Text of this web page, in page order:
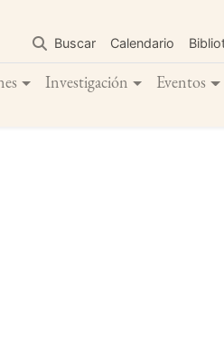
contenido
principal
Buscar Calendario
Investigación Eventos